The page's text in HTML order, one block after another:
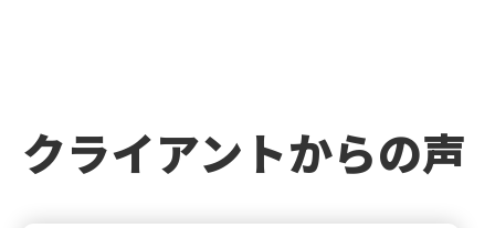
クライアントからの声